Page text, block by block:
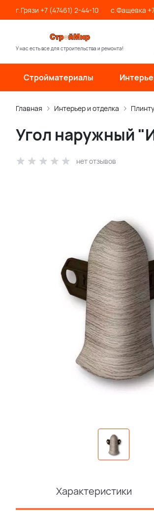
г.Грязи +7 (47461) 2-44-10 с.Фащевка
У нас есть все для строительства и ремонта!
Стройматериалы
Главная Интерьер и отделка
Угол наружный
нет отзывов
Характеристики